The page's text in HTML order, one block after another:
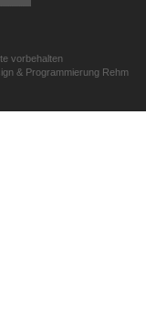
vorbehalten
& Programmierung Rehm